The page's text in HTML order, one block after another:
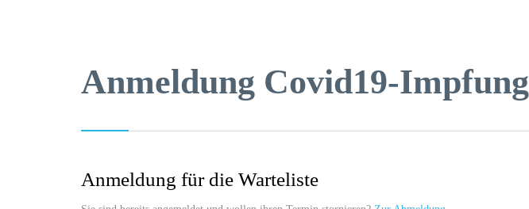
Anmeldung Covid19-Impfung
Anmeldung für die Warteliste